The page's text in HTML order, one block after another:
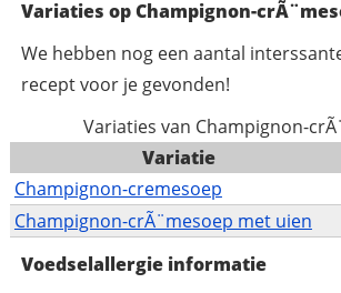
Variaties op Champignon-
We hebben nog een aantal
recept voor je gevonden!
Variaties van Champignon-
Variatie
Champignon-cremesoep
Champignon-crÃ¨mesoep met uien
Voedselallergie informatie